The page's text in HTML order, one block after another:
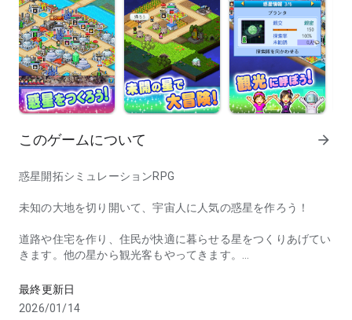
このゲームについて arrow_forward
惑星開拓シミュレーションRPG
未知の大地を切り開いて、宇宙人に人気の惑星を作ろう！
道路や住宅を作り、住民が快適に暮らせる星をつくりあげてい
きます。他の星から観光客もやってきます。
広い宇宙ではモンスターと遭遇することも…戦闘に勝てば開拓
に役立つステキな戦利品がゲットできるよ。
最終更新日
2026/01/14